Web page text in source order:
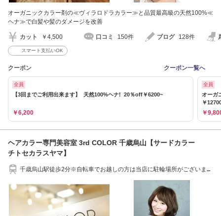
オーガニックカラー剤の≪ヴィラロドラカラー≫と品質最高級の天然100%≪
ヘナ≫で白髪や髪のダメージを改善
カット ￥4,500 口コミ 150件 ブログ 128件
スマート支払いOK
クーポン クーポン一覧へ
全員
【3回までご利用出来ます】 天然100%ヘナ! 20％off￥6200~
￥6,200
全員
オーガ
￥
￥
ヘアカラー専門美容室 3rd COLOR 千歳烏山【サードカラー
チトセカラスヤマ】
千歳烏山駅徒歩2分※自転車でお越しの方は当店に駐輪場所がございま